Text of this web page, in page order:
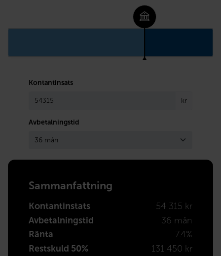
Kontantinsats
kr
Avbetalningstid
Sammanfattning
Kontantinstats
54 315 kr
Avbetalningstid
36 mån
Ränta
7.4%
Restskuld 50%
131 450 kr